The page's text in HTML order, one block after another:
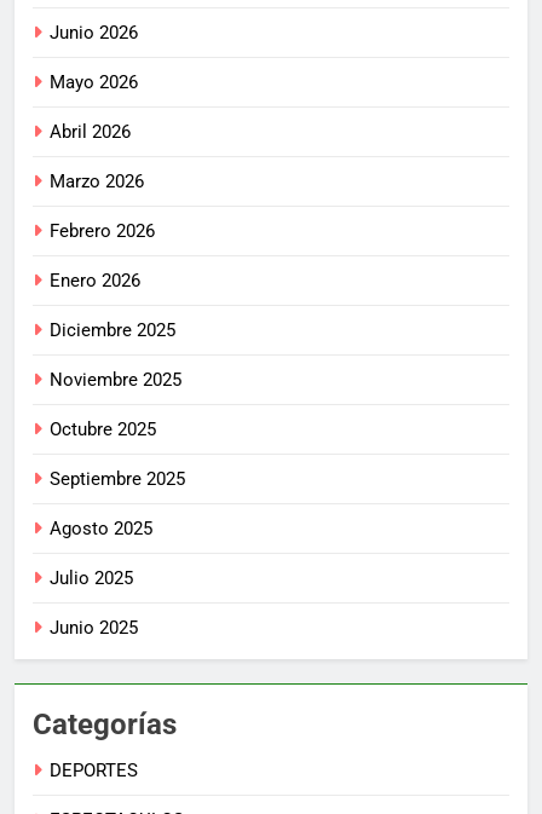
Junio 2026
Mayo 2026
Abril 2026
Marzo 2026
Febrero 2026
Enero 2026
Diciembre 2025
Noviembre 2025
Octubre 2025
Septiembre 2025
Agosto 2025
Julio 2025
Junio 2025
Categorías
DEPORTES